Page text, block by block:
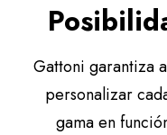
Gattoni garantiza
personalizar
gama en